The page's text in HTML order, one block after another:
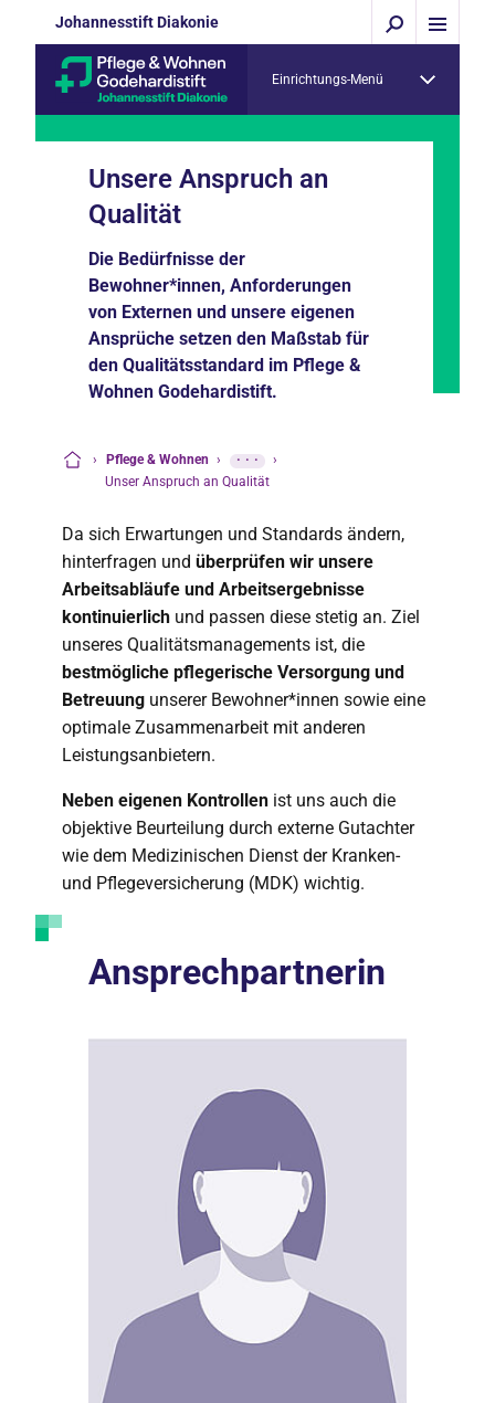
Johannesstift Diakonie
Einrichtungs-Menü
Unsere Anspruch an
Qualität
Die Bedürfnisse der
Bewohner*innen, Anforderungen
von Externen und unsere eigenen
Ansprüche setzen den Maßstab für
den Qualitätsstandard im Pflege &
Wohnen Godehardistift.
› Pflege & Wohnen › ···
›
Unser Anspruch an Qualität
Da sich Erwartungen und Standards ändern,
hinterfragen und überprüfen wir unsere
Arbeitsabläufe und Arbeitsergebnisse
kontinuierlich und passen diese stetig an. Ziel
unseres Qualitätsmanagements ist, die
bestmögliche pflegerische Versorgung und
Betreuung unserer Bewohner*innen sowie eine
optimale Zusammenarbeit mit anderen
Leistungsanbietern.
Neben eigenen Kontrollen ist uns auch die
objektive Beurteilung durch externe Gutachter
wie dem Medizinischen Dienst der Kranken-
und Pflegeversicherung (MDK) wichtig.
Ansprechpartnerin